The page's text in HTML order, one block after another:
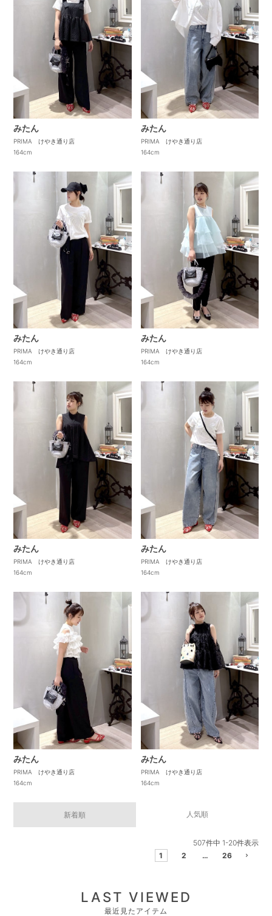
みたん
PRIMA けやき通り店
164cm
みたん
PRIMA けやき通り店
164cm
みたん
PRIMA けやき通り店
164cm
みたん
PRIMA けやき通り店
164cm
みたん
PRIMA けやき通り店
164cm
みたん
PRIMA けやき通り店
164cm
みたん
PRIMA けやき通り店
164cm
みたん
PRIMA けやき通り店
164cm
新着順 人気順
507件中 1-20件表示
1
2 … 26
LAST VIEWED
最近見たアイテム